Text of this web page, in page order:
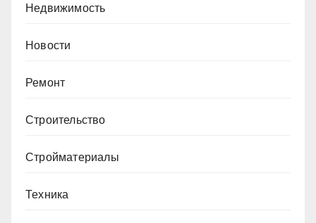
Недвижимость
Новости
Ремонт
Строительство
Стройматериалы
Техника